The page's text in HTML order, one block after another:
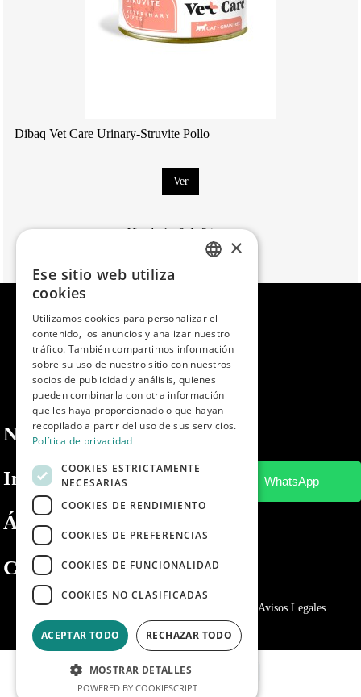
Dibaq Vet Care Urinary-Struvite Pollo
Ver
Viendo 1 - 3 de 3 items
Nosotros
Información
Área privada
Contacto
Política de privacidad Avisos Legales
PORTUGUESE
×
Ese sitio web utiliza
cookies
Utilizamos cookies para personalizar el
contenido, los anuncios y analizar nuestro
tráfico. También compartimos información
sobre su uso de nuestro sitio con nuestros
socios de publicidad y análisis, quienes
pueden combinarla con otra información
que les haya proporcionado o que hayan
recopilado a partir del uso de sus servicios.
Política de privacidad
COOKIES ESTRICTAMENTE
NECESARIAS
COOKIES DE RENDIMIENTO
COOKIES DE PREFERENCIAS
COOKIES DE FUNCIONALIDAD
COOKIES NO CLASIFICADAS
ACEPTAR TODO RECHAZAR TODO
MOSTRAR DETALLES
POWERED BY COOKIESCRIPT